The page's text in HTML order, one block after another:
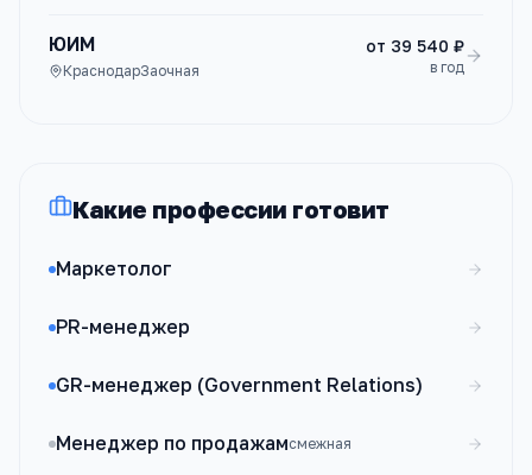
ЮИМ
КраснодарЗаочная
от 39 540 ₽
в год
Какие профессии готовит
Маркетолог
PR-менеджер
GR-менеджер (Government Relations)
Менеджер по продажамсмежная